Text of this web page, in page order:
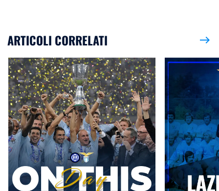
ARTICOLI CORRELATI east